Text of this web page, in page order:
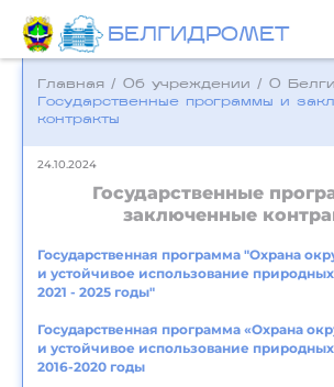
БЕЛГИДРОМЕТ
Главная / Об учреждении / О
Государственные программы и
контракты
24.10.2024
Государственные
заключенные
Государственная программа "Охрана
и устойчивое использование
2021 - 2025 годы"
Государственная программа «Охрана
и устойчивое использование
2016-2020 годы